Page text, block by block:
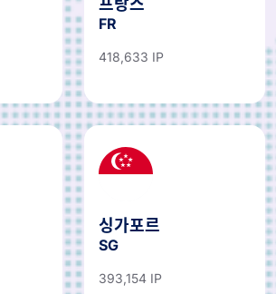
프랑스
FR
418,633 IP
싱가포르
SG
393,154 IP